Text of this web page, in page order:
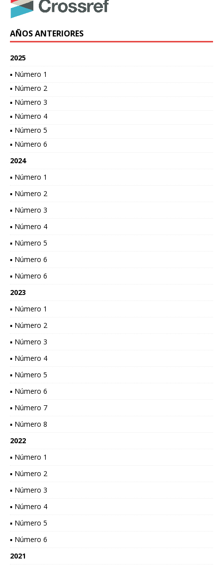
AÑOS ANTERIORES
2025
▪ Número 1
▪ Número 2
▪ Número 3
▪ Número 4
▪ Número 5
▪ Número 6
2024
▪ Número 1
▪ Número 2
▪ Número 3
▪ Número 4
▪ Número 5
▪ Número 6
▪ Número 6
2023
▪ Número 1
▪ Número 2
▪ Número 3
▪ Número 4
▪ Número 5
▪ Número 6
▪ Número 7
▪ Número 8
2022
▪ Número 1
▪ Número 2
▪ Número 3
▪ Número 4
▪ Número 5
▪ Número 6
2021